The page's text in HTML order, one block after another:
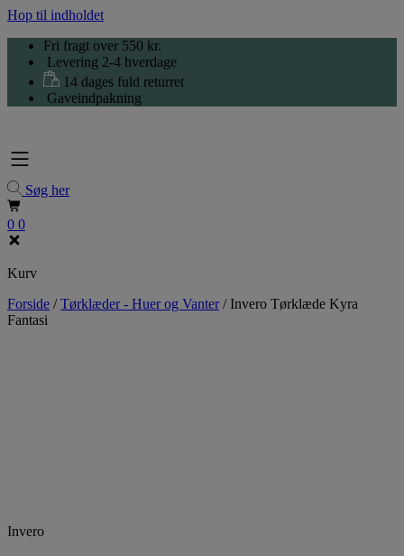
Hop til indholdet
Fri fragt over 550 kr.
Levering 2-4 hverdage
14 dages fuld returret
Gaveindpakning
Søg her
0 0
Kurv
Forside /Tørklæder - Huer og Vanter /Invero Tørklæde Kyra
Fantasi
Invero